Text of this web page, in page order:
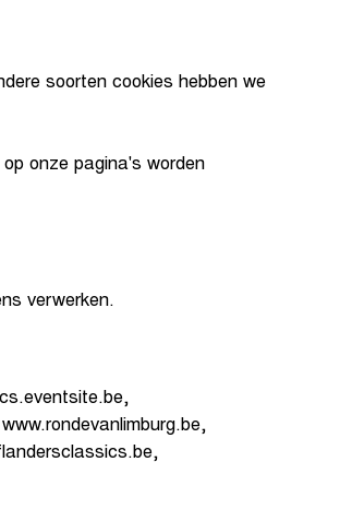
soorten cookies hebben we
onze pagina's worden
verwerken.